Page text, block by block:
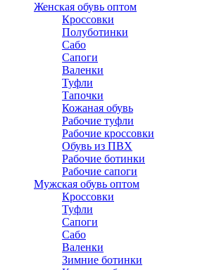
Женская обувь оптом
Кроссовки
Полуботинки
Сабо
Сапоги
Валенки
Туфли
Тапочки
Кожаная обувь
Рабочие туфли
Рабочие кроссовки
Обувь из ПВХ
Рабочие ботинки
Рабочие сапоги
Мужская обувь оптом
Кроссовки
Туфли
Сапоги
Сабо
Валенки
Зимние ботинки